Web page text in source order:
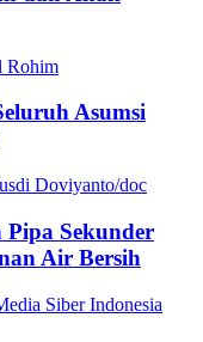
Asumsi
Sekunder
Air Bersih